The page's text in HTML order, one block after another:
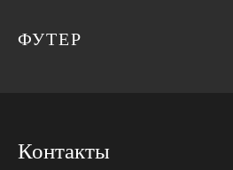
ФУТЕР
Контакты